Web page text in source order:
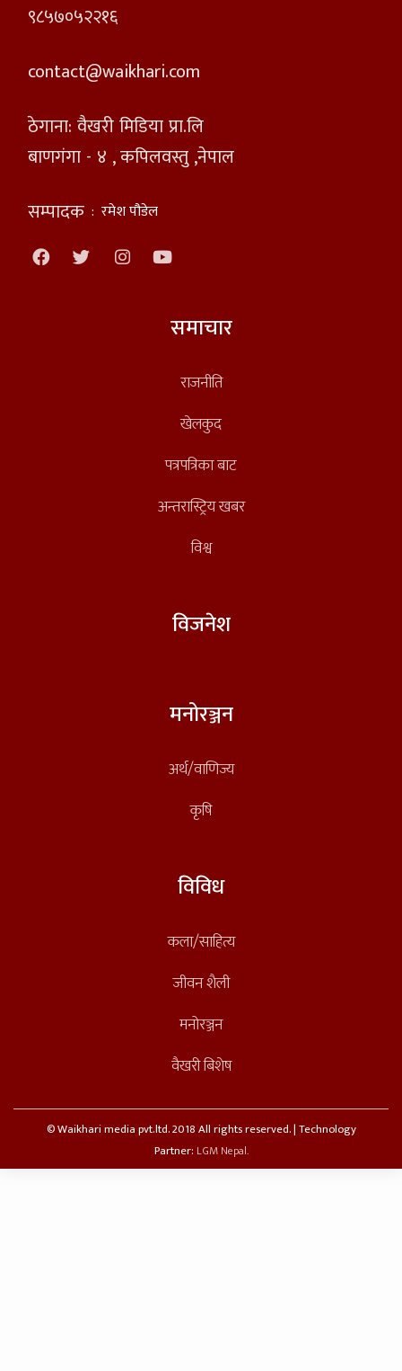
९८५७०५२२१६
contact@waikhari.com
ठेगाना: वैखरी मिडिया प्रा.लि
बाणगंगा - ४ , कपिलवस्तु ,नेपाल
सम्पादक : रमेश पौडेल
समाचार
राजनीति
खेलकुद
पत्रपत्रिका बाट
अन्तरास्ट्रिय खबर
विश्व
विजनेश
मनोरञ्जन
अर्थ/वाणिज्य
कृषि
विविध
कला/साहित्य
जीवन शैली
मनोरञ्जन
वैखरी बिशेष
© Waikhari media pvt.ltd. 2018 All rights reserved. | Technology
Partner: LGM Nepal.